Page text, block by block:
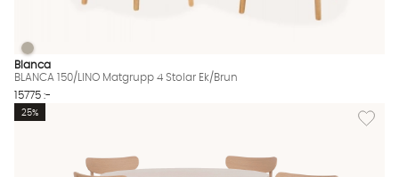
BLANCA 150/LINO Matgrupp 4 Stolar Ek/Brun Finns även i
BLANCA 150/LINO Matgrupp 4 Stolar Ek/Brun
Blanca
BLANCA 150/LINO Matgrupp 4 Stolar Ek/Brun
15775 :-
Lägg
25%